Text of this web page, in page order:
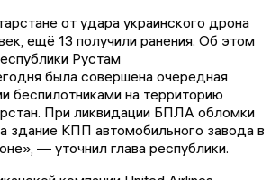
от удара украинского дрона
ещё 13 получили ранения. Об этом
Рустам
была совершена очередная
беспилотниками на территорию
При ликвидации БПЛА обломки
здание КПП автомобильного завода в
— уточнил глава республики.